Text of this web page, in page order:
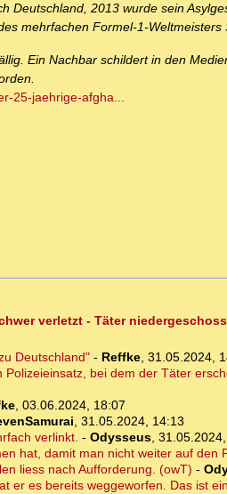
Deutschland, 2013 wurde sein
mehrfachen Formel-1-Weltmeisters
Ein Nachbar schildert in den
25-jaehrige-afgha...
verletzt - Täter
Deutschland"- Reffke, 31.05.2024,
bei dem der Täter
, 03.06.2024, 18:07
, 31.05.2024, 14:13
verlinkt. - Odysseus,
hat, damit man nicht weiter auf den
liess nach Aufforderung. (owT) -
er es bereits weggeworfen. Das ist